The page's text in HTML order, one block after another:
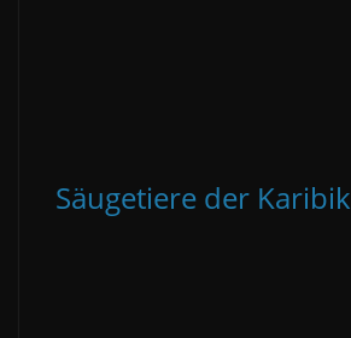
Säugetiere der Karibik